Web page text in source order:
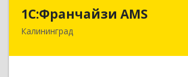
1С:Франчайзи AMS
Калининград
238325, Калининградская обл,